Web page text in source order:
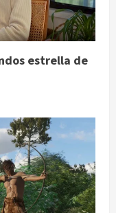
estrella de
billete por
de